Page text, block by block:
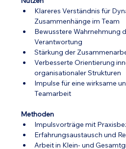
Klareres Verständnis für
Zusammenhänge im Team
Bewusstere Wahrnehmung
Verantwortung
Stärkung der
Verbesserte Orientierung
organisationaler Strukturen
Impulse für eine wirksame
Teamarbeit
Methoden
Impulsvorträge mit
Erfahrungsaustausch und
Arbeit in Klein- und